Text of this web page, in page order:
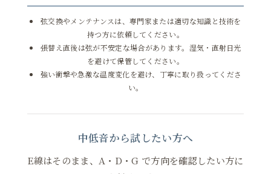
弦交換やメンテナンスは、専門家または適切な知識と技術を
持つ方に依頼してください。
張替え直後は弦が不安定な場合があります。湿気・直射日光
を避けて保管してください。
強い衝撃や急激な温度変化を避け、丁寧に取り扱ってくださ
い。
中低音から試したい方へ
E線はそのまま、A・D・G で方向を確認したい方に